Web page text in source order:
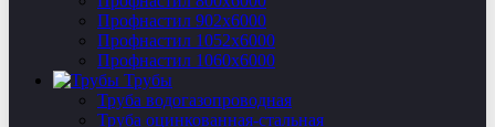
Профнастил 902х6000
Профнастил 1052х6000
Профнастил 1060х6000
Трубы
Труба водогазопроводная
Труба оцинкованная-стальная